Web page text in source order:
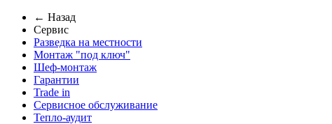
← Назад
Сервис
Разведка на местности
Монтаж "под ключ"
Шеф-монтаж
Гарантии
Trade in
Сервисное обслуживание
Тепло-аудит